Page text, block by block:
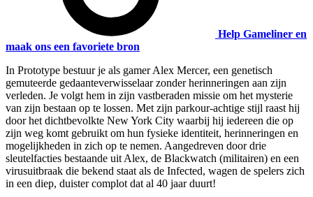
Help Gameliner en
maak ons een favoriete bron
In Prototype bestuur je als gamer Alex Mercer, een genetisch
gemuteerde gedaanteverwisselaar zonder herinneringen aan zijn
verleden. Je volgt hem in zijn vastberaden missie om het mysterie
van zijn bestaan op te lossen. Met zijn parkour-achtige stijl raast hij
door het dichtbevolkte New York City waarbij hij iedereen die op
zijn weg komt gebruikt om hun fysieke identiteit, herinneringen en
mogelijkheden in zich op te nemen. Aangedreven door drie
sleutelfacties bestaande uit Alex, de Blackwatch (militairen) en een
virusuitbraak die bekend staat als de Infected, wagen de spelers zich
in een diep, duister complot dat al 40 jaar duurt!